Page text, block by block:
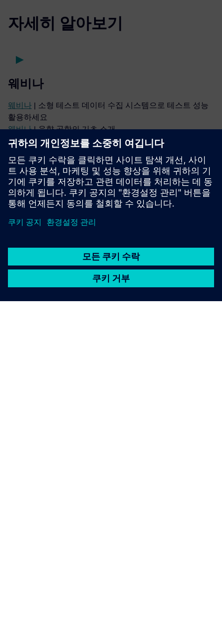
자세히 알아보기
웨비나
웨비나 | 소형 테스트 데이터 수집 시스템으로 테스트 성능
활용하세요
웨비나| 음향 공학의 기초 소개
팟캐스트
팟캐스트| 전기 자동차 성능 테스트
블로그| 탑 5 — 가장 짜증나는 소리들
| 최종 테스트를 사용하여 100% 품질 검사 시스템을 구
현하세요